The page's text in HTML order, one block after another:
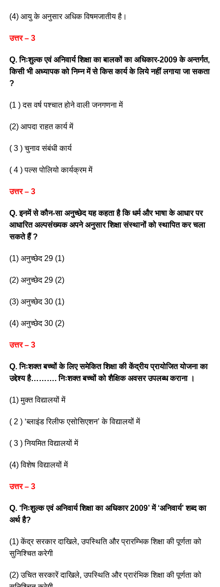
(4) आयु के अनुसार अधिक विषमजातीय है।
उत्तर – 3
Q. निःशुल्क एवं अनिवार्य शिक्षा का बालकों का अधिकार-2009 के अन्तर्गत,
किसी भी अध्यापक को निम्न में से किस कार्य के लिये नहीं लगाया जा सकता
?
(1 ) दस वर्ष पश्‍चात होने वाली जनगणना में
(2) आपदा राहत कार्य में
( 3 ) चुनाव संबंधी कार्य
( 4 ) पल्स पोलियो कार्यक्रम में
उत्तर – 3
Q. इनमें से कौन-सा अनुच्छेद यह कहता है कि धर्म और भाषा के आधार पर
आधारित अल्पसंख्यक अपने अनुसार शिक्षा संस्थानों को स्थापित कर चला
सकते हैं ?
(1) अनुच्छेद 29 (1)
(2) अनुच्छेद 29 (2)
(3) अनुच्छेद 30 (1)
(4) अनुच्छेद 30 (2)
उत्तर – 3
Q. निःशक्त बच्चों के लिए समेकित शिक्षा की केंद्रीय प्रायोजित योजना का
उद्देश्य है………. निःशक्त बच्चों को शैक्षिक अवसर उपलब्ध कराना ।
(1) मुक्त विद्यालयों में
( 2 ) ‘ब्लाइंड रिलीफ एसोसिएशन’ के विद्यालयों में
( 3 ) नियमित विद्यालयों में
(4) विशेष विद्यालयों में
उत्तर – 3
Q. ‘निःशुल्क एवं अनिवार्य शिक्षा का अधिकार 2009’ में ‘अनिवार्य’ शब्द का
अर्थ है?
(1) केंद्र सरकार दाखिले, उपस्थिति और प्रारम्भिक शिक्षा की पूर्णता को
सुनिश्चित करेगी
(2) उचित सरकारें दाखिले, उपस्थिति और प्रारंभिक शिक्षा की पूर्णता को